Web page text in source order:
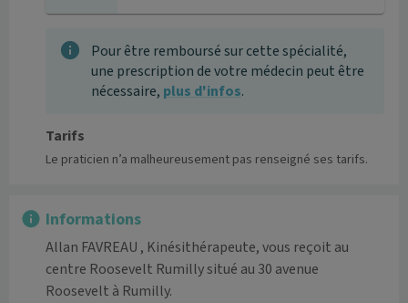
Pour être remboursé sur cette spécialité,
une prescription de votre médecin peut être
nécessaire, plus d'infos.
Tarifs
Le praticien n’a malheureusement pas renseigné ses tarifs.
Informations
Allan FAVREAU , Kinésithérapeute, vous reçoit au
centre Roosevelt Rumilly situé au 30 avenue
Roosevelt à Rumilly.